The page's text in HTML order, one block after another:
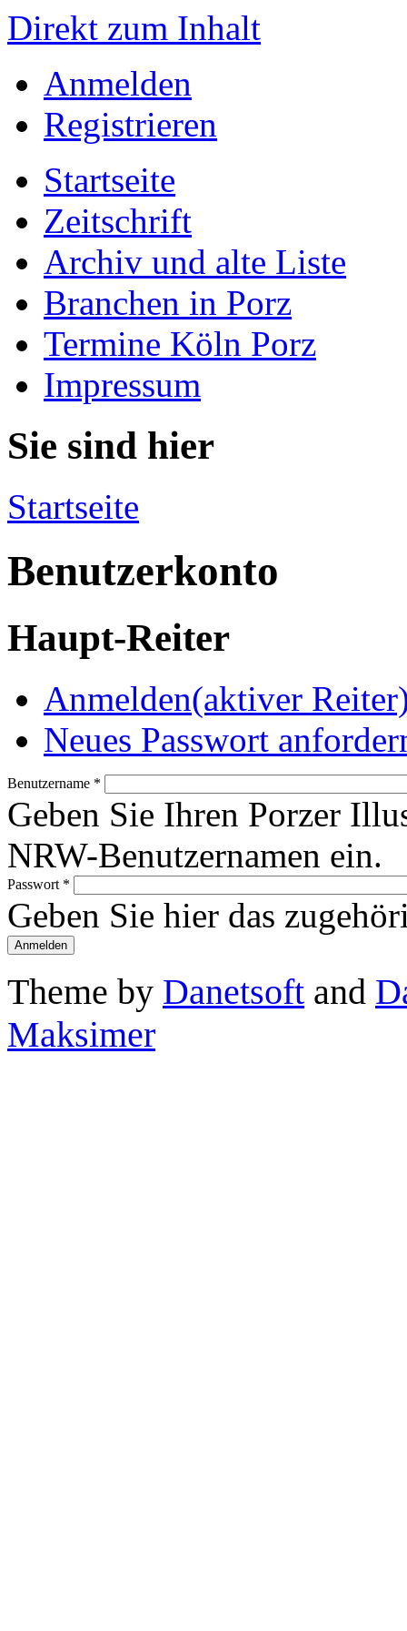
Direkt zum Inhalt
Anmelden
Registrieren
Startseite
Zeitschrift
Archiv und alte Liste
Branchen in Porz
Termine Köln Porz
Impressum
Sie sind hier
Startseite
Benutzerkonto
Haupt-Reiter
Anmelden(aktiver
Neues Passwort
Benutzername *
Geben Sie Ihren Porzer
NRW-Benutzernamen ein.
Passwort *
Geben Sie hier das
Theme by Danetsoft and
Maksimer